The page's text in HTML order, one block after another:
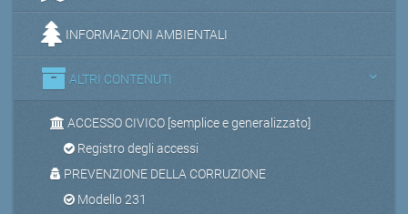
INFORMAZIONI AMBIENTALI
ALTRI CONTENUTI
ACCESSO CIVICO [semplice e generalizzato]
Registro degli accessi
PREVENZIONE DELLA CORRUZIONE
Modello 231